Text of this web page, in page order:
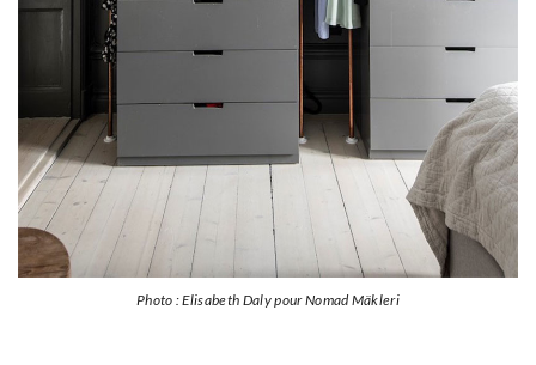
Photo : Elisabeth Daly pour Nomad Mäkleri